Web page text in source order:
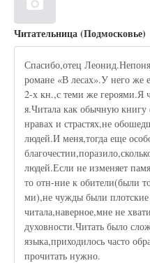
Читательница (Подмосковье)
Спасибо,отец
романе «В лесах».У него же
2-х кн.,с теми же героями.Я
я.Читала как обычную
нравах и страстях,не
людей.И меня,тогда еще
людей.Если не изменяет
то отн-ние к обители(были
ми),не чужды были плотские
читала,наверное,мне не
духовности.Читать было
языка,приходилось часто
прочитать нужно.